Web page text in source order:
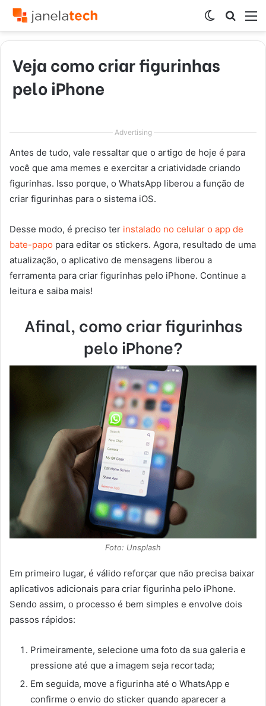
por
Switch
skin
Veja como criar figurinhas
pelo iPhone
Advertising
Antes de tudo, vale ressaltar que o artigo de hoje é para
você que ama memes e exercitar a criatividade criando
figurinhas. Isso porque, o WhatsApp liberou a função de
criar figurinhas para o sistema iOS.
Desse modo, é preciso ter instalado no celular o app de
bate-papo para editar os stickers. Agora, resultado de uma
atualização, o aplicativo de mensagens liberou a
ferramenta para criar figurinhas pelo iPhone. Continue a
leitura e saiba mais!
Afinal, como criar figurinhas
pelo iPhone?
Foto: Unsplash
Em primeiro lugar, é válido reforçar que não precisa baixar
aplicativos adicionais para criar figurinha pelo iPhone.
Sendo assim, o processo é bem simples e envolve dois
passos rápidos:
Primeiramente, selecione uma foto da sua galeria e
pressione até que a imagem seja recortada;
Em seguida, move a figurinha até o WhatsApp e
confirme o envio do sticker quando aparecer a